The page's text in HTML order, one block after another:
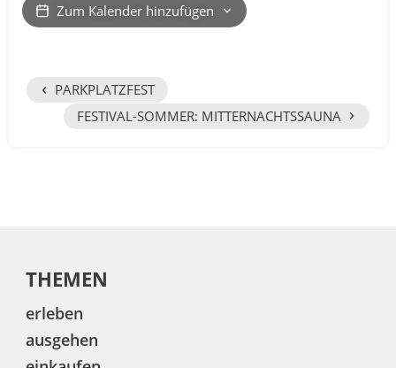
Zum Kalender hinzufügen
‹ PARKPLATZFEST
FESTIVAL-SOMMER: MITTERNACHTSSAUNA ›
THEMEN
erleben
ausgehen